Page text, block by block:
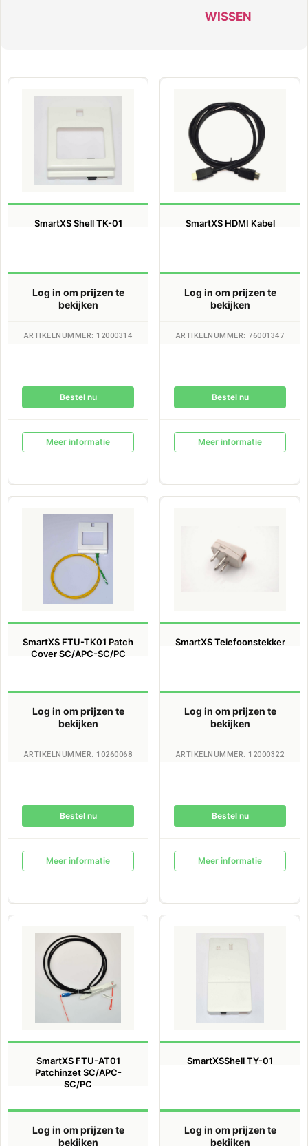
WISSEN
SmartXS Shell TK-01
Log in om prijzen te
bekijken
ARTIKELNUMMER: 12000314
Bestel nu
Meer informatie
SmartXS HDMI Kabel
Log in om prijzen te
bekijken
ARTIKELNUMMER: 76001347
Bestel nu
Meer informatie
SmartXS FTU-TK01 Patch
Cover SC/APC-SC/PC
Log in om prijzen te
bekijken
ARTIKELNUMMER: 10260068
Bestel nu
Meer informatie
SmartXS Telefoonstekker
Log in om prijzen te
bekijken
ARTIKELNUMMER: 12000322
Bestel nu
Meer informatie
SmartXS FTU-AT01
Patchinzet SC/APC-
SC/PC
Log in om prijzen te
bekijken
SmartXSShell TY-01
Log in om prijzen te
bekijken